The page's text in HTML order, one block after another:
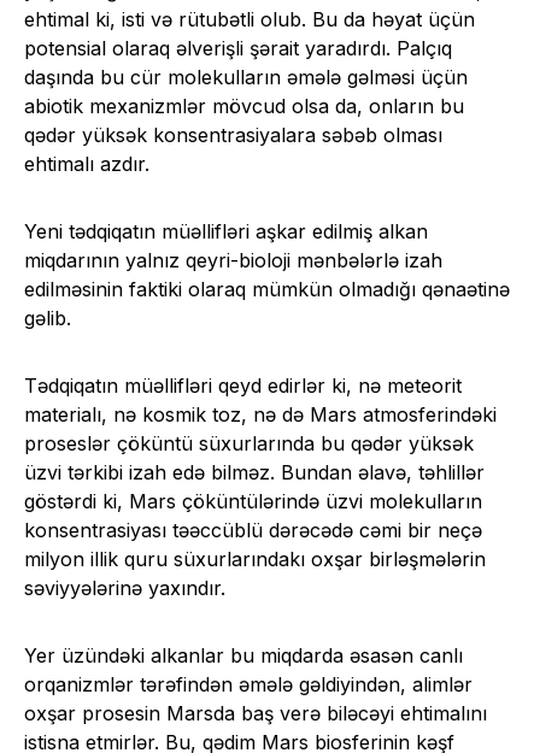
ehtimal ki, isti və rütubətli olub. Bu da həyat üçün
potensial olaraq əlverişli şərait yaradırdı. Palçıq
daşında bu cür molekulların əmələ gəlməsi üçün
abiotik mexanizmlər mövcud olsa da, onların bu
qədər yüksək konsentrasiyalara səbəb olması
ehtimalı azdır.
Yeni tədqiqatın müəllifləri aşkar edilmiş alkan
miqdarının yalnız qeyri-bioloji mənbələrlə izah
edilməsinin faktiki olaraq mümkün olmadığı qənaətinə
gəlib.
Tədqiqatın müəllifləri qeyd edirlər ki, nə meteorit
materialı, nə kosmik toz, nə də Mars atmosferindəki
proseslər çöküntü süxurlarında bu qədər yüksək
üzvi tərkibi izah edə bilməz. Bundan əlavə, təhlillər
göstərdi ki, Mars çöküntülərində üzvi molekulların
konsentrasiyası təəccüblü dərəcədə cəmi bir neçə
milyon illik quru süxurlarındakı oxşar birləşmələrin
səviyyələrinə yaxındır.
Yer üzündəki alkanlar bu miqdarda əsasən canlı
orqanizmlər tərəfindən əmələ gəldiyindən, alimlər
oxşar prosesin Marsda baş verə biləcəyi ehtimalını
istisna etmirlər. Bu, qədim Mars biosferinin kəşf